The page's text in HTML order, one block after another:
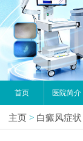
首页 医院简介
主页 > 白癜风症状